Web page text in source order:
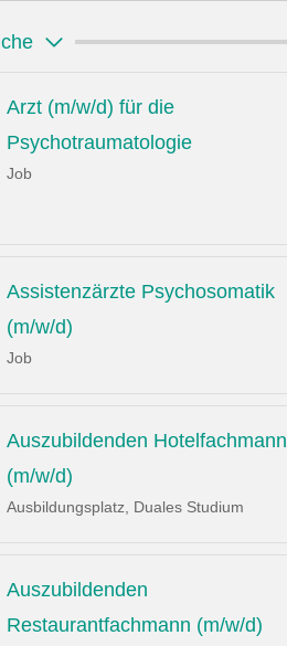
Arzt (m/w/d) für die
Psychotraumatologie
Job
Assistenzärzte Psychosomatik
(m/w/d)
Job
Auszubildenden Hotelfachmann
(m/w/d)
Ausbildungsplatz, Duales Studium
Auszubildenden
Restaurantfachmann (m/w/d)